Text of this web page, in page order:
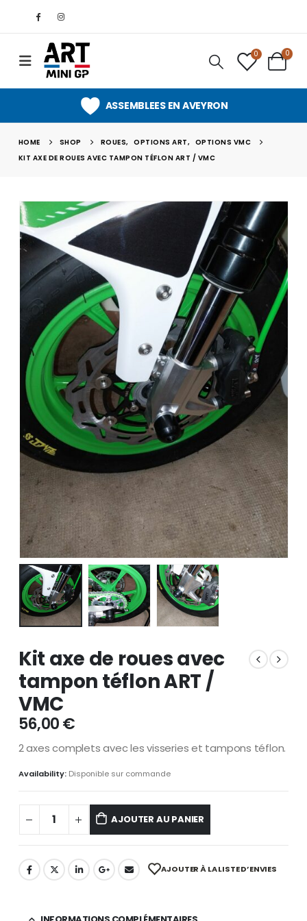
0 0
ASSEMBLEES EN AVEYRON
HOME SHOP ROUES, OPTIONS ART, OPTIONS VMC
KIT AXE DE ROUES AVEC TAMPON TÉFLON ART / VMC
Kit axe de roues avec
tampon téflon ART /
VMC
56,00€
2 axes complets avec les visseries et tampons téflon.
Availability: Disponible sur commande
AJOUTER AU PANIER
AJOUTER À LA LISTE D’ENVIES